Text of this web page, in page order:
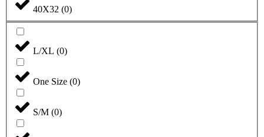
40X32 (0)
L/XL (0)
One Size (0)
S/M (0)